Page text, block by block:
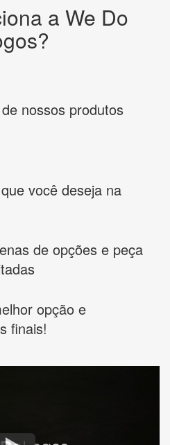
a We Do
nossos produtos
você deseja na
de opções e peça
opção e
finais!